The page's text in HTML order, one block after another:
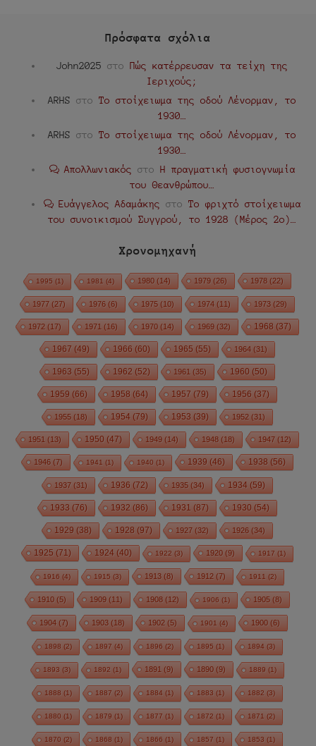
Πρόσφατα σχόλια
John2025 στο Πώς κατέρρευσαν τα τείχη της
Ιεριχούς;
ARHS στο Το στοίχειωμα της οδού Λένορμαν, το
1930…
ARHS στο Το στοίχειωμα της οδού Λένορμαν, το
1930…
Απολλωνιακός στο Η πραγματική φυσιογνωμία
του Θεανθρώπου…
Ευάγγελος Αδαμάκης στο Το φριχτό στοίχειωμα
του συνοικισμού Συγγρού, το 1928 (Μέρος 2ο)…
Χρονομηχανή
1995 (1) 1981 (4) 1980 (14) 1979 (26) 1978 (22)
1977 (27) 1976 (6) 1975 (10) 1974 (11) 1973 (29)
1972 (17) 1971 (16) 1970 (14) 1969 (32) 1968 (37)
1967 (49) 1966 (60) 1965 (55) 1964 (31)
1963 (55) 1962 (52) 1961 (35) 1960 (50)
1959 (66) 1958 (64) 1957 (79) 1956 (37)
1955 (18) 1954 (79) 1953 (39) 1952 (31)
1951 (13) 1950 (47) 1949 (14) 1948 (18) 1947 (12)
1946 (7) 1941 (1) 1940 (1) 1939 (46) 1938 (56)
1937 (31) 1936 (72) 1935 (34) 1934 (59)
1933 (76) 1932 (86) 1931 (87) 1930 (54)
1929 (38) 1928 (97) 1927 (32) 1926 (34)
1925 (71) 1924 (40) 1922 (3) 1920 (9) 1917 (1)
1916 (4) 1915 (3) 1913 (8) 1912 (7) 1911 (2)
1910 (5) 1909 (11) 1908 (12) 1906 (1) 1905 (8)
1904 (7) 1903 (18) 1902 (5) 1901 (4) 1900 (6)
1898 (2) 1897 (4) 1896 (2) 1895 (1) 1894 (3)
1893 (3) 1892 (1) 1891 (9) 1890 (9) 1889 (1)
1888 (1) 1887 (2) 1884 (1) 1883 (1) 1882 (3)
1880 (1) 1879 (1) 1877 (1) 1872 (1) 1871 (2)
1870 (2) 1868 (1) 1866 (1) 1857 (1) 1853 (1)